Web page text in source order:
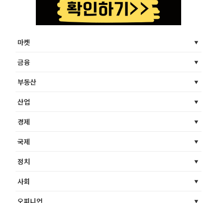
마켓
금융
부동산
산업
경제
국제
정치
사회
오피니언